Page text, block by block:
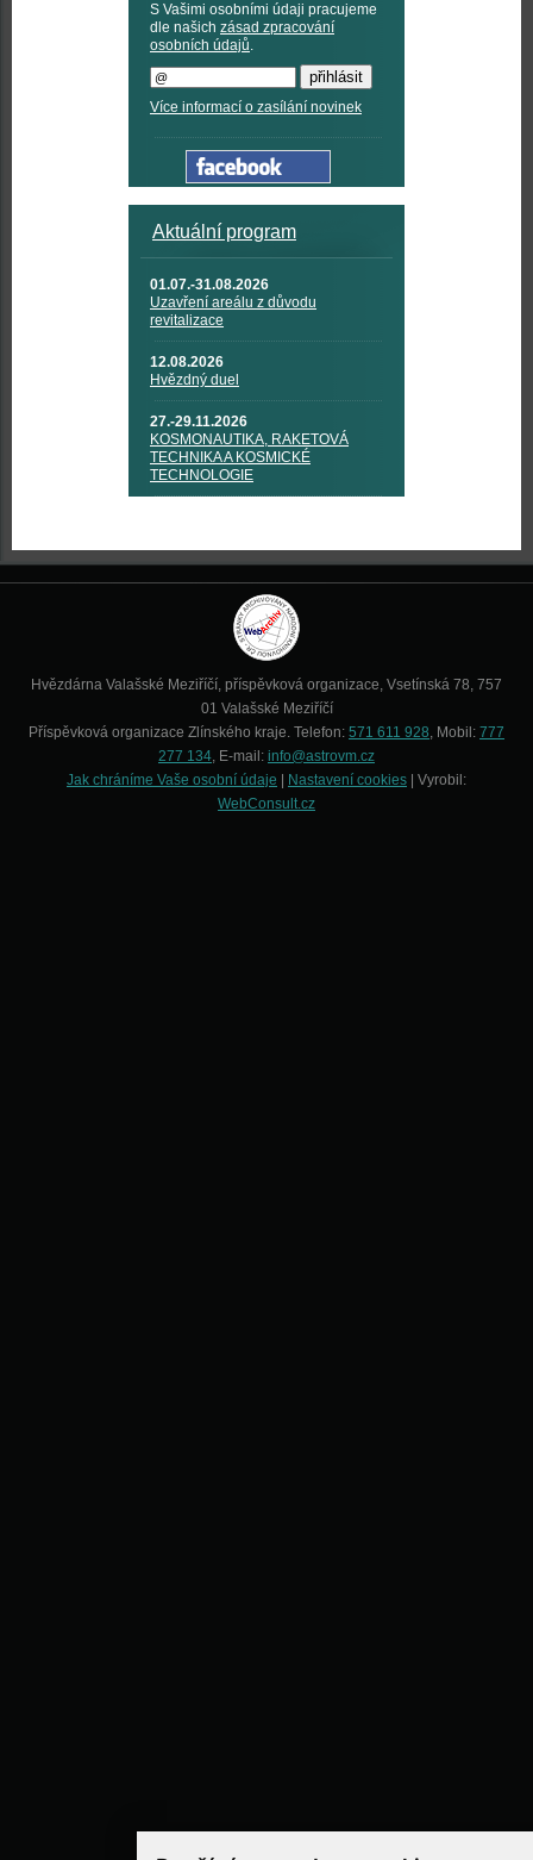
S Vašimi osobními údaji pracujeme
dle našich zásad zpracování
osobních údajů.
Více informací o zasílání novinek
Aktuální program
01.07.-31.08.2026
Uzavření areálu z důvodu
revitalizace
12.08.2026
Hvězdný duel
27.-29.11.2026
KOSMONAUTIKA, RAKETOVÁ
TECHNIKA A KOSMICKÉ
TECHNOLOGIE
Hvězdárna Valašské Meziříčí, příspěvková organizace, Vsetínská 78, 757
01 Valašské Meziříčí
Příspěvková organizace Zlínského kraje. Telefon: 571 611 928, Mobil: 777
277 134, E-mail: info@astrovm.cz
Jak chráníme Vaše osobní údaje
Nastavení cookies | Vyrobil:
WebConsult.cz